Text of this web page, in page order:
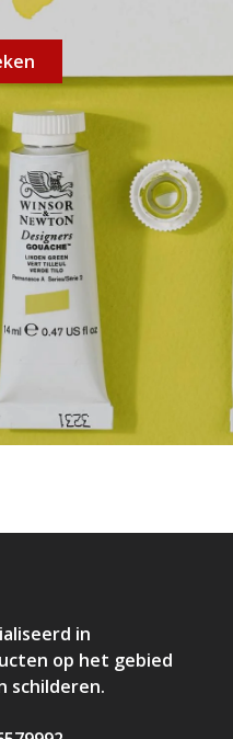
in
op het gebied
schilderen.